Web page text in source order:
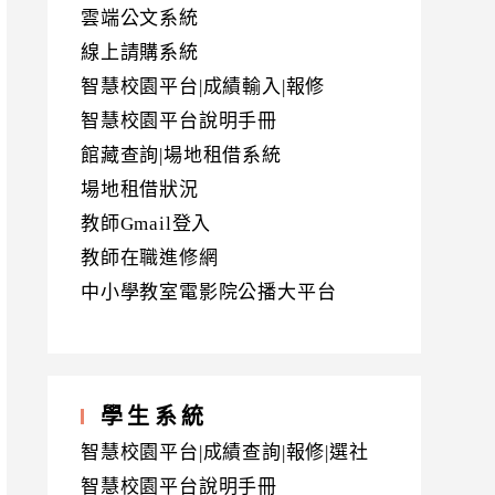
雲端公文系統
線上請購系統
智慧校園平台|成績輸入|報修
智慧校園平台說明手冊
館藏查詢|場地租借系統
場地租借狀況
教師Gmail登入
教師在職進修網
中小學教室電影院公播大平台
學生系統
智慧校園平台|成績查詢|報修|選社
智慧校園平台說明手冊